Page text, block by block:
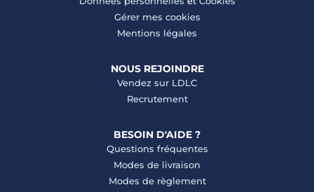
Gérer mes cookies
Mentions légales
NOUS REJOINDRE
Vendez sur LDLC
Recrutement
BESOIN D'AIDE ?
Questions fréquentes
Modes de livraison
Modes de règlement